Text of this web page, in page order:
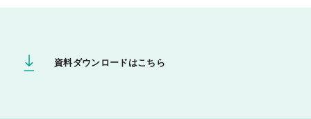
資料ダウンロードはこちら